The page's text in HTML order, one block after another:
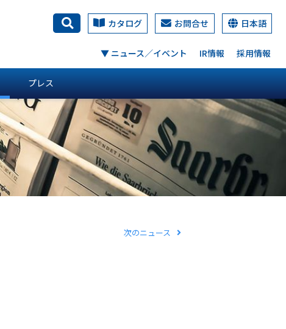
プレス
採用情報
IR情報
▼ ニュース／イベント
カタログ お問合せ 日本語
次のニュース